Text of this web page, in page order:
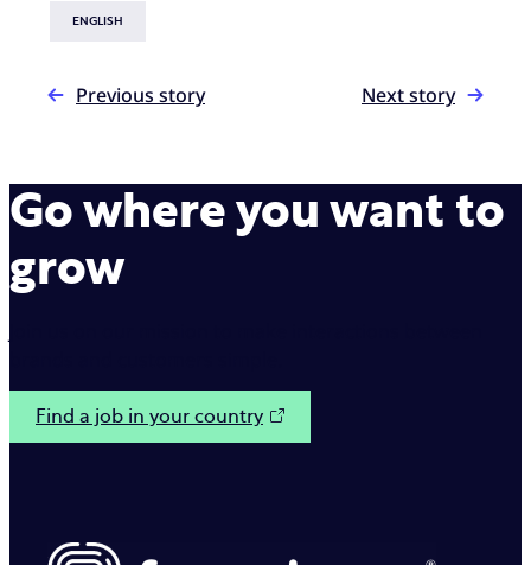
ENGLISH
Previous story Next story
Go where you want to
grow
Find a job in your country